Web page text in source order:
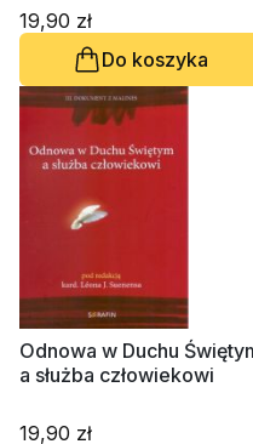
19,90 zł
Do koszyka
Odnowa w Duchu
a służba człowiekowi
19,90 zł